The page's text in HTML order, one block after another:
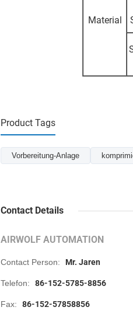
Material
Product Tags
Vorbereitung-Anlage
Contact Details
AIRWOLF AUTOMATION
Contact Person: Mr. Jaren
Telefon: 86-152-5785-8856
Fax: 86-152-57858856